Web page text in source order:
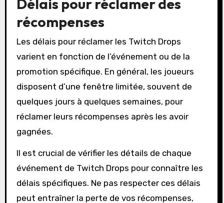
Délais pour réclamer des
récompenses
Les délais pour réclamer les Twitch Drops
varient en fonction de l’événement ou de la
promotion spécifique. En général, les joueurs
disposent d’une fenêtre limitée, souvent de
quelques jours à quelques semaines, pour
réclamer leurs récompenses après les avoir
gagnées.
Il est crucial de vérifier les détails de chaque
événement de Twitch Drops pour connaître les
délais spécifiques. Ne pas respecter ces délais
peut entraîner la perte de vos récompenses,